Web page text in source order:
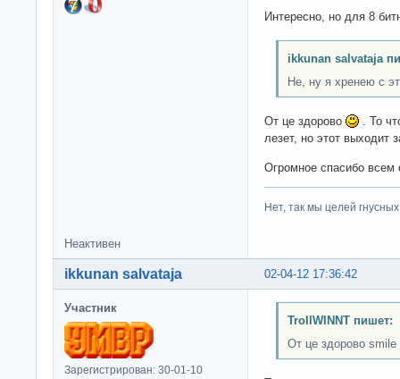
Интересно, но для 8
ikkunan salvataja
Не, ну я хренею с
От це здорово
. То
лезет, но этот выходит
Огромное спасибо всем
Нет, так мы целей
Неактивен
02-04-12 17:36:42
ikkunan salvataja
Участник
Зарегистрирован: 30-01-10
TrollWINNT пишет:
От це здорово